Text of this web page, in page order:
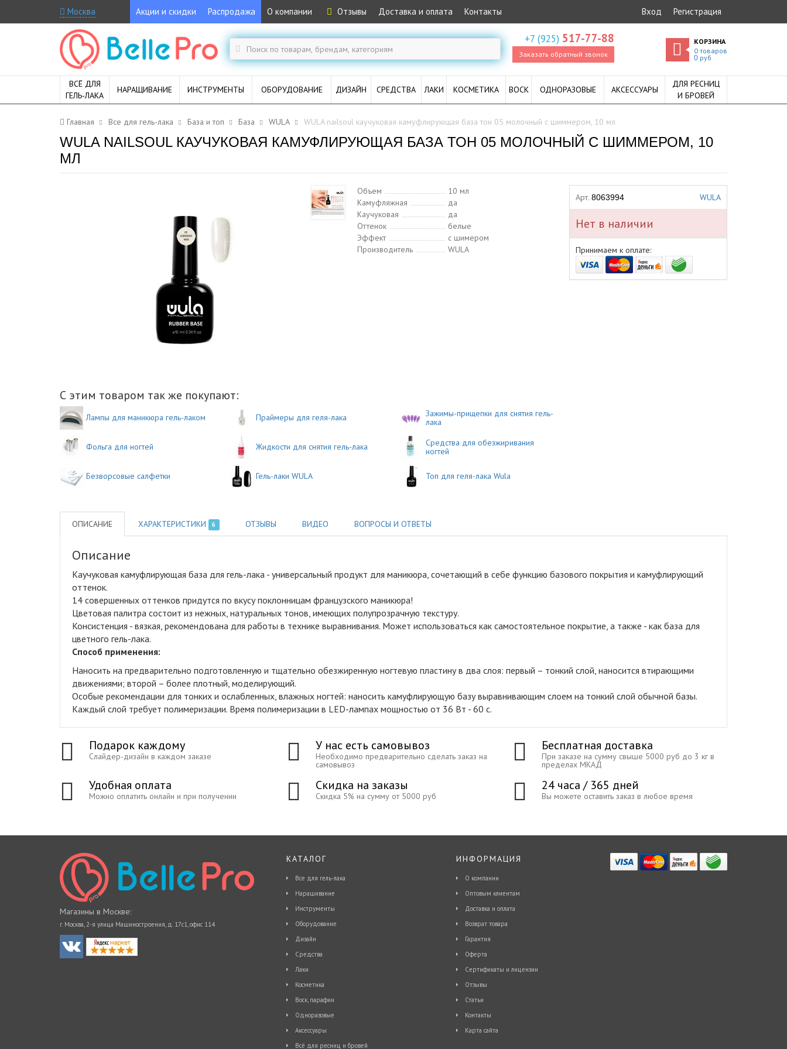
Москва Акции и скидки Распродажа О компании Отзывы Доставка и оплата Контакты Вход Регистрация
+7 (925) 517-77-88
Заказать обратный звонок
КОРЗИНА
0 товаров
0руб
ВСЁ ДЛЯ
ГЕЛЬ-ЛАКА
НАРАЩИВАНИЕ ИНСТРУМЕНТЫ ОБОРУДОВАНИЕ ДИЗАЙН СРЕДСТВА ЛАКИ КОСМЕТИКА ВОСК ОДНОРАЗОВЫЕ АКСЕССУАРЫ
ДЛЯ РЕСНИЦ
И БРОВЕЙ
Главная Все для гель-лака База и топ База WULA WULA nailsoul каучуковая камуфлирующая база тон 05 молочный с шиммером, 10 мл
WULA NAILSOUL КАУЧУКОВАЯ КАМУФЛИРУЮЩАЯ БАЗА ТОН 05 МОЛОЧНЫЙ С ШИММЕРОМ, 10
МЛ
Объем
10 мл
Камуфляжная
да
Каучуковая
да
Оттенок
белые
Эффект
с шимером
Производитель
WULA
С этим товаром так же покупают:
Лампы для маникюра гель-лаком Праймеры для геля-лака
Зажимы-прищепки для снятия гель-
лака
Фольга для ногтей Жидкости для снятия гель-лака
Средства для обезжиривания
ногтей
Безворсовые салфетки Гель-лаки WULA Топ для геля-лака Wula
Арт. 8063994 WULA
Нет в наличии
Принимаем к оплате:
ОПИСАНИЕ ХАРАКТЕРИСТИКИ 6 ОТЗЫВЫ ВИДЕО ВОПРОСЫ И ОТВЕТЫ
Описание
Каучуковая камуфлирующая база для гель-лака - универсальный продукт для маникюра, сочетающий в себе функцию базового покрытия и камуфлирующий
оттенок.
14 совершенных оттенков придутся по вкусу поклонницам французского маникюра!
Цветовая палитра состоит из нежных, натуральных тонов, имеющих полупрозрачную текстуру.
Консистенция - вязкая, рекомендована для работы в технике выравнивания. Может использоваться как самостоятельное покрытие, а также - как база для
цветного гель-лака.
Способ применения:
Наносить на предварительно подготовленную и тщательно обезжиренную ногтевую пластину в два слоя: первый – тонкий слой, наносится втирающими
движениями; второй – более плотный, моделирующий.
Особые рекомендации для тонких и ослабленных, влажных ногтей: наносить камуфлирующую базу выравнивающим слоем на тонкий слой обычной базы.
Каждый слой требует полимеризации. Время полимеризации в LED-лампах мощностью от 36 Вт - 60 с.
Подарок каждому
Слайдер-дизайн в каждом заказе
У нас есть самовывоз
Необходимо предварительно сделать заказ на
самовывоз
Бесплатная доставка
При заказе на сумму свыше 5000 руб до 3 кг в
пределах МКАД
Удобная оплата
Можно оплатить онлайн и при получении
Скидка на заказы
Скидка 5% на сумму от 5000 руб
24 часа / 365 дней
Вы можете оставить заказ в любое время
Магазины в Москве:
г. Москва, 2-я улица Машиностроения, д. 17с1, офис 114
КАТАЛОГ
Все для гель-лака
Наращивание
Инструменты
Оборудование
Дизайн
Средства
Лаки
Косметика
Воск, парафин
Одноразовые
Аксессуары
Всё для ресниц и бровей
ИНФОРМАЦИЯ
О компании
Оптовым клиентам
Доставка и оплата
Возврат товара
Гарантия
Оферта
Сертификаты и лицензии
Отзывы
Статьи
Контакты
Карта сайта